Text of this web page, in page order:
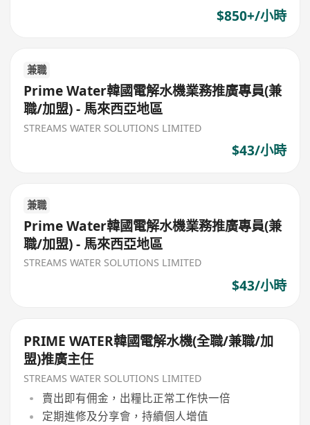
$850+/小時
兼職
Prime Water韓國電解水機業務推廣專員(兼
職/加盟) - 馬來西亞地區
STREAMS WATER SOLUTIONS LIMITED
$43/小時
兼職
Prime Water韓國電解水機業務推廣專員(兼
職/加盟) - 馬來西亞地區
STREAMS WATER SOLUTIONS LIMITED
$43/小時
PRIME WATER韓國電解水機(全職/兼職/加
盟)推廣主任
STREAMS WATER SOLUTIONS LIMITED
賣出即有佣金，出糧比正常工作快一倍
定期進修及分享會，持續個人增值